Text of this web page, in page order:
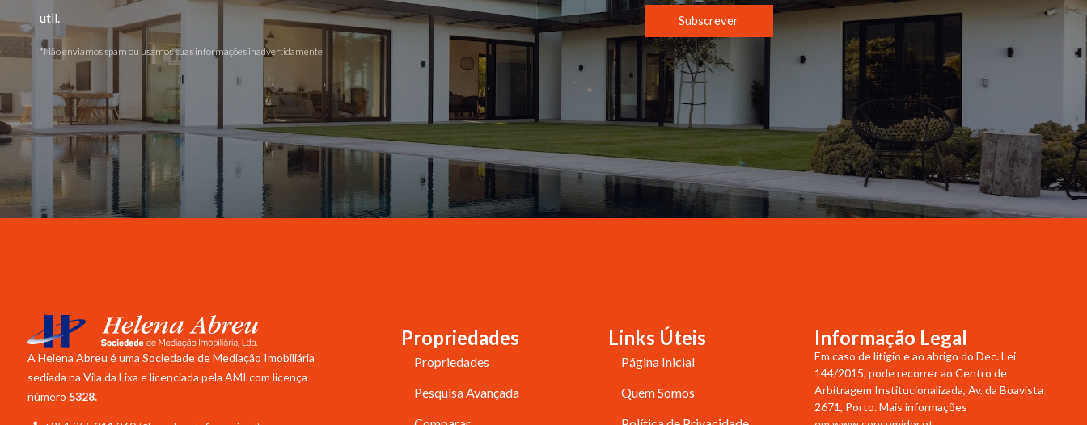
util.
*Não enviamos spam ou usamos suas informações inadvertidamente
Subscrever
A Helena Abreu é uma Sociedade de Mediação Imobiliária
sediada na Vila da Lixa e licenciada pela AMI com licença
número 5328.
Propriedades
Propriedades
Pesquisa Avançada
Links Úteis
Página Inicial
Quem Somos
Informação Legal
Em caso de litigio e ao abrigo do Dec. Lei
144/2015, pode recorrer ao Centro de
Arbitragem Institucionalizada, Av. da Boavista
2671, Porto. Mais informações